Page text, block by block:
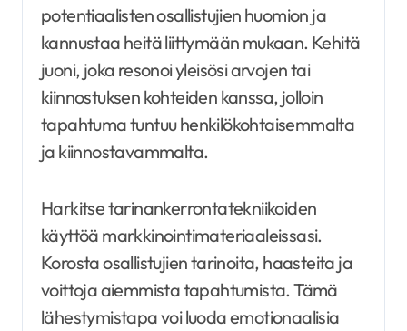
potentiaalisten osallistujien huomion ja
kannustaa heitä liittymään mukaan. Kehitä
juoni, joka resonoi yleisösi arvojen tai
kiinnostuksen kohteiden kanssa, jolloin
tapahtuma tuntuu henkilökohtaisemmalta
ja kiinnostavammalta.
Harkitse tarinankerrontatekniikoiden
käyttöä markkinointimateriaaleissasi.
Korosta osallistujien tarinoita, haasteita ja
voittoja aiemmista tapahtumista. Tämä
lähestymistapa voi luoda emotionaalisia